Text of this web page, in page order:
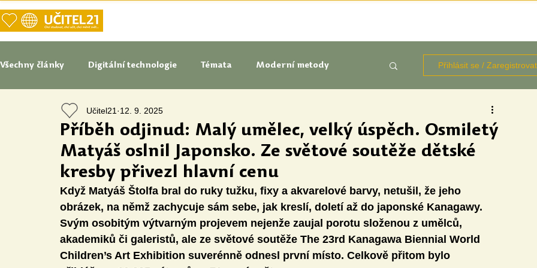
Všechny články Digitální technologie Témata Moderní metody
Tipy do pedagogické praxe
České školství
Oborové didaktiky Digitální vzdělávací zdroje
Speciální vzdělávací potřeby Inovace Očima studentů
Přihlásit se /
Příběh odjinud: Malý umělec, velký úspěch. Osmiletý
Matyáš oslnil Japonsko. Ze světové soutěže dětské
kresby přivezl hlavní cenu
Učitel21 12. 9. 2025
Když Matyáš Štolfa bral do ruky tužku, fixy a akvarelové barvy, netušil, že jeho
obrázek, na němž zachycuje sám sebe, jak kreslí, doletí až do japonské Kanagawy.
Svým osobitým výtvarným projevem nejenže zaujal porotu složenou z umělců,
akademiků či galeristů, ale ze světové soutěže The 23rd Kanagawa Biennial World
Children’s Art Exhibition suverénně odnesl první místo. Celkově přitom bylo